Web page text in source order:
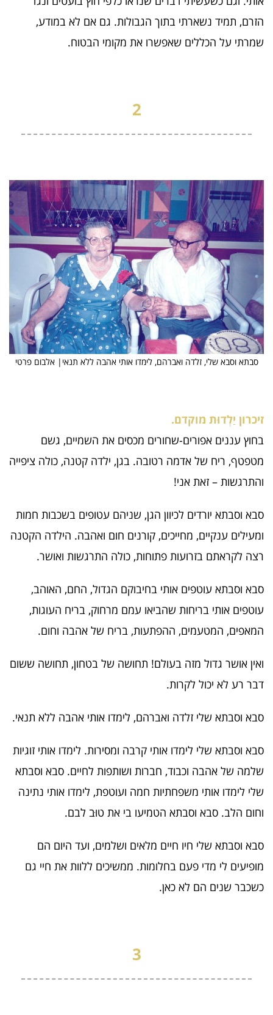
הזרם, תמיד נשארתי בתוך הגבולות. גם אם לא במודע,
שמרתי על הכללים שאפשרו את מקומי הבטוח.
2
סבתא וסבא שלי, זלדה ואברהם, לימדו אותי אהבה ללא תנאי| אלבום פרטי
זיכרון יַלְדוּת מוקדם.
בחוץ עננים אפורים-שחורים מכסים את השמיים, גשם
מטפטף, ריח של אדמה רטובה. בגן, ילדה קטנה, כולה ציפייה
והתרגשות – זאת אני!
סבא וסבתא יורדים לכיוון הגן, שניהם עטופים בשכבות חמות
ומעילים ענקיים, מחייכים, קורנים חום ואהבה. הילדה הקטנה
רצה לקראתם בזרועות פתוחות, כולה התרגשות ואושר.
סבא וסבתא עוטפים אותי בחיבוקם הגדול, החם, האוהב,
עוטפים אותי בריחות שהביאו עמם מרחוק, בריח העוגות,
המאפים, המטעמים, ההפתעות, בריח של אהבה וחום.
ואין אושר גדול מזה בעולם! תחושה של בטחון, תחושה ששום
דבר רע לא יכול לקרות.
סבא וסבתא שלי זלדה ואברהם, לימדו אותי אהבה ללא תנאי.
סבא וסבתא שלי לימדו אותי קרבה ומסירות. לימדו אותי זוגיות
שלמה של אהבה וכבוד, חברות ושותפות לחיים. סבא וסבתא
שלי לימדו אותי משפחתיות חמה ועוטפת, לימדו אותי נתינה
וחום הלב. סבא וסבתא הטמיעו בי את טוּב לבם.
סבא וסבתא שלי חיו חיים מלאים ושלמים, ועד היום הם
מופיעים לי מדי פעם בחלומות. ממשיכים ללוות את חיי גם
כשכבר שנים הם לא כאן.
3